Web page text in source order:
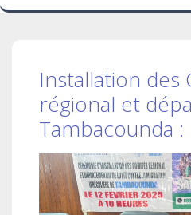
Installation des
régional et
Tambacounda :